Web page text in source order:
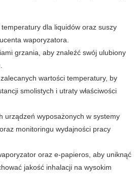
dla liquidów oraz suszy
waporyzatora.
grzania, aby znaleźć swój ulubiony
wartości temperatury, by
smolistych i utraty właściwości
urządzeń wyposażonych w systemy
oraz monitoringu wydajności pracy
oraz e-papieros, aby uniknąć
jakość inhalacji na wysokim